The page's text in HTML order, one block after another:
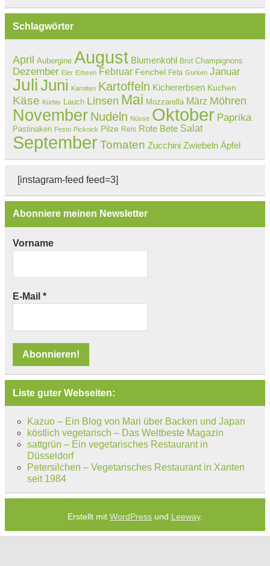
Schlagwörter
April Aubergine August Blumenkohl Brot Champignons
Dezember Eier Erbsen Februar Fenchel Feta Gurken Januar
JuliJuni Karotten Kartoffeln Kichererbsen Kuchen
Käse Kürbis Lauch Linsen Mai Mozzarella März Möhren
November Nudeln Nüsse Oktober Paprika
Pastinaken Pesto Picknick Pilze Reis Rote Bete Salat
September Tomaten Zucchini Zwiebeln Äpfel
[instagram-feed feed=3]
Abonniere meinen Newsletter
Vorname
E-Mail *
Liste guter Webseiten:
Kazuo – Ein Blog von Mari über Backen und Japan
köstlich vegetarisch – Das Weltbeste Magazin
sattgrün – Ein vegetarisches Restaurant in
Düsseldorf
Petersilchen – Vegetarisches Restaurant in Xanten
seit 1984
Erstellt mit WordPress und Leeway.